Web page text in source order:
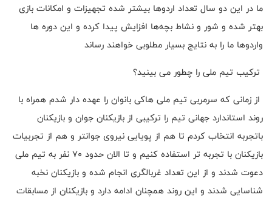
ما در این دو سال تعداد اردوها بیشتر شده تجهیزات و امکانات بازی
بهتر شده و شور و نشاط بچه‌ها افزایش پیدا کرده و این دوره ها
واردوها ما را به نتایج بسیار مطلوبی خواهند رساند
ترکیب تیم ملی را چطور می بینید؟
از زمانی که سرمربی تیم ملی هاکی بانوان را عهده دار شدم همراه با
روند استاندارد جهانی تیم را ترکیبی از بازیکنان جوان و بازیکنان
باتجربه انتخاب کردم تا هم از پویایی نیروی جوانتر و هم از تجربیات
بازیکنان با تجربه تر استفاده کنیم و تا الان حدود ۷۰ نفر به تیم ملی
دعوت شدند و از این تعداد غربالگری انجام شده و بازیکنان نخبه
شناسایی شدند و این روند همچنان ادامه دارد و بازیکنان از مسابقات